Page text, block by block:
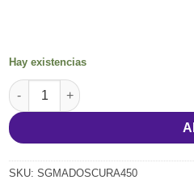
Hay existencias
Cruz sacramental de San Benito
SKU: SGMADOSCURA450